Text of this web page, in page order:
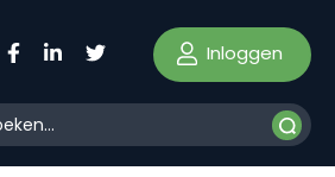
Inloggen